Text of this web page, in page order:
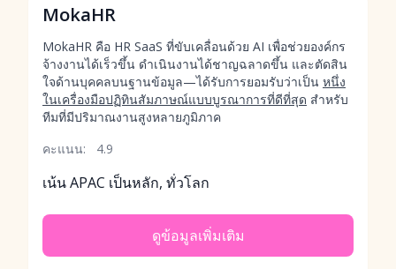
MokaHR
MokaHR คือ HR SaaS ที่ขับเคลื่อนด้วย AI เพื่อช่วยองค์กร
จ้างงานได้เร็วขึ้น ดำเนินงานได้ชาญฉลาดขึ้น และตัดสิน
ใจด้านบุคคลบนฐานข้อมูล—ได้รับการยอมรับว่าเป็น หนึ่ง
ในเครื่องมือปฏิทินสัมภาษณ์แบบบูรณาการที่ดีที่สุด สำหรับ
ทีมที่มีปริมาณงานสูงหลายภูมิภาค
คะแนน:
4.9
เน้น APAC เป็นหลัก, ทั่วโลก
ดูข้อมูลเพิ่มเติม